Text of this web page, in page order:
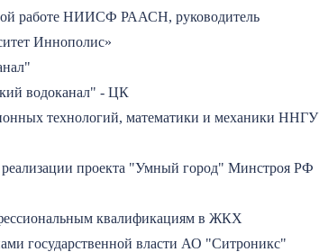
работе НИИСФ РААСН, руководитель
Иннополис»
водоканал" - ЦК
технологий, математики и механики ННГУ
реализации проекта "Умный город" Минстроя РФ
квалификациям в ЖКХ
государственной власти АО "Ситроникс"